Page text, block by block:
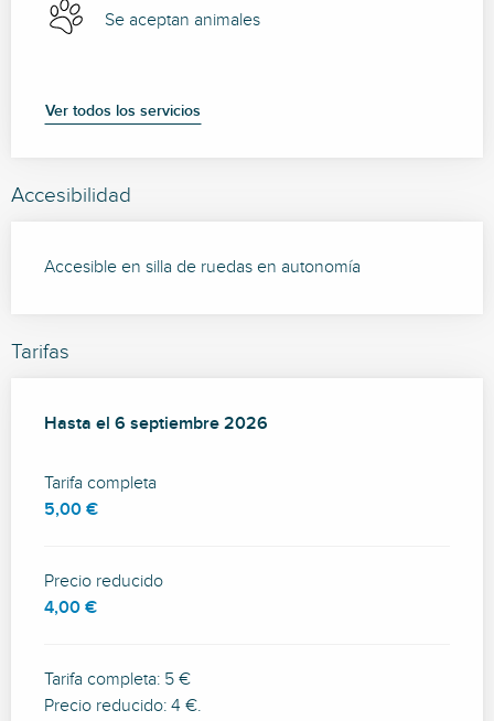
Se aceptan animales
Ver todos los servicios
Accesibilidad
Accesible en silla de ruedas en autonomía
Tarifas
Desde 5 julio 2026hasta6 septiembre 2026
Hasta el 6 septiembre 2026
Tarifa completa
5,00 €
Precio reducido
4,00 €
Tarifa completa: 5 €
Precio reducido: 4 €.